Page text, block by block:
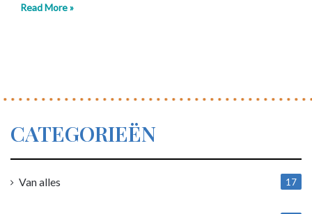
Read More »
CATEGORIEËN
Van alles
17